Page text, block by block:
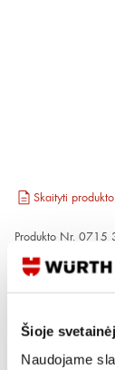
Šioje
Naudojame
Skaityti
Produkto Nr. 0715
Kainos matomos